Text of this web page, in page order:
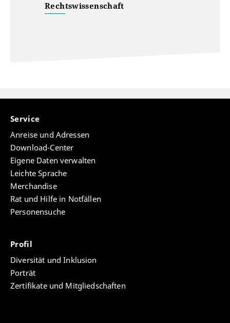
Rechtswissenschaft
Service
Anreise und Adressen
Download-Center
Eigene Daten verwalten
Leichte Sprache
Merchandise
Rat und Hilfe in Notfällen
Personensuche
Profil
Diversität und Inklusion
Porträt
Zertifikate und Mitgliedschaften